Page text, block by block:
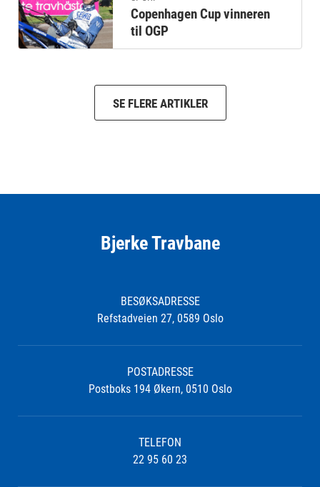
Copenhagen Cup vinneren
til OGP
SE FLERE ARTIKLER
Bjerke Travbane
BESØKSADRESSE
Refstadveien 27, 0589 Oslo
POSTADRESSE
Postboks 194 Økern, 0510 Oslo
TELEFON
22 95 60 23